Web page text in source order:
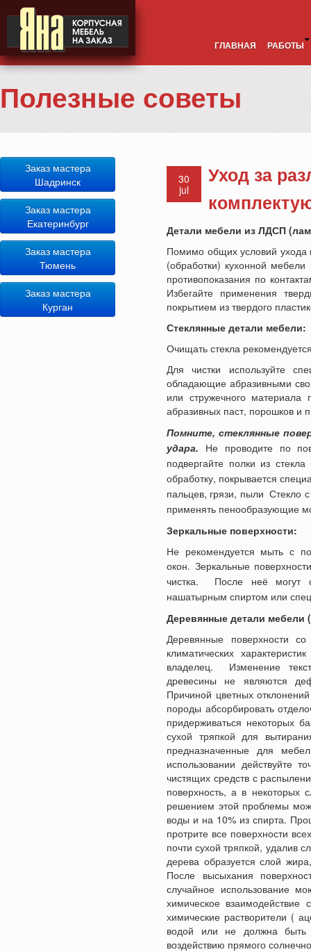
ГЛАВНАЯ РАБОТЫ
Полезные советы
Заказ мастера
Шадринск
Заказ мастера
Екатеринбург
Заказ мастера
Тюмень
Заказ мастера
Курган
30
jul
Уход за
Детали мебели из ЛДСП
Помимо общих условий ухода
(обработки) кухонной
противопоказания по
Избегайте применения
покрытием из твердого
Стеклянные детали мебели:
Очищать стекла
Для чистки используйте
обладающие абразивными
или стружечного
абразивных паст, порошков и
Помните, стеклянные
удара. Не проводите по
подвергайте полки из
обработку, покрывается
пальцев, грязи, пыли Стекло
применять пенообразующие
Зеркальные поверхности:
Не рекомендуется мыть с
окон. Зеркальные
чистка. После неё могут
нашатырным спиртом или
Деревянные детали
Деревянные поверхности
климатических
владелец. Изменение
древесины не являются
Причиной цветных
породы абсорбировать
придерживаться некоторых
сухой тряпкой для
предназначенные для
использовании действуйте
чистящих средств с
поверхность, а в некоторых
решением этой проблемы
воды и на 10% из спирта.
протрите все поверхности
почти сухой тряпкой, удалив
дерева образуется слой
После высыхания
случайное использование
химическое взаимодействие
химические растворители (
водой или не должна быть
воздействию прямого